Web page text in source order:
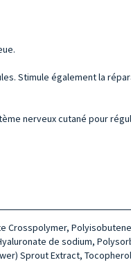
Stimule également la
nerveux cutané pour
Crosspolymer,
de sodium,
Sprout Extract,